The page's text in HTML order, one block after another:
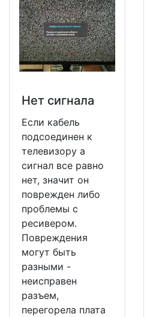
Нет сигнала
Если кабель
подсоединен к
телевизору а
сигнал все равно
нет, значит он
поврежден либо
проблемы с
ресивером.
Повреждения
могут быть
разными -
неисправен
разъем,
перегорела плата